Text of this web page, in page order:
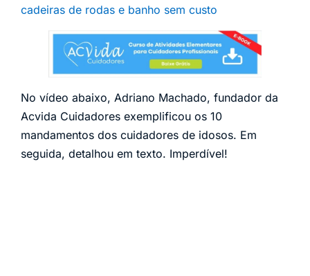
cadeiras de rodas e banho sem custo
No vídeo abaixo, Adriano Machado, fundador da
Acvida Cuidadores exemplificou os 10
mandamentos dos cuidadores de idosos. Em
seguida, detalhou em texto. Imperdível!